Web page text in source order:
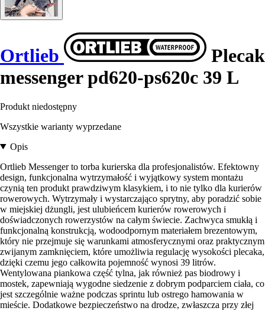
Ortlieb
Plecak
messenger pd620-ps620c 39 L
Produkt niedostępny
Wszystkie warianty wyprzedane
Opis
Ortlieb Messenger to torba kurierska dla profesjonalistów. Efektowny
design, funkcjonalna wytrzymałość i wyjątkowy system montażu
czynią ten produkt prawdziwym klasykiem, i to nie tylko dla kurierów
rowerowych. Wytrzymały i wystarczająco sprytny, aby poradzić sobie
w miejskiej dżungli, jest ulubieńcem kurierów rowerowych i
doświadczonych rowerzystów na całym świecie. Zachwyca smukłą i
funkcjonalną konstrukcją, wodoodpornym materiałem brezentowym,
który nie przejmuje się warunkami atmosferycznymi oraz praktycznym
zwijanym zamknięciem, które umożliwia regulację wysokości plecaka,
dzięki czemu jego całkowita pojemność wynosi 39 litrów.
Wentylowana piankowa część tylna, jak również pas biodrowy i
mostek, zapewniają wygodne siedzenie z dobrym podparciem ciała, co
jest szczególnie ważne podczas sprintu lub ostrego hamowania w
mieście. Dodatkowe bezpieczeństwo na drodze, zwłaszcza przy złej